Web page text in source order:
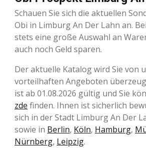
Schauen Sie sich die aktuellen
Obi in Limburg An Der Lahn an.
stets eine große Auswahl an
auch noch Geld sparen.
Der aktuelle Katalog wird Sie von
vorteilhaften Angeboten
ist ab 01.08.2026 gültig und Sie
zde finden. Ihnen ist sicherlich
sich in der Stadt Limburg An Der
sowie in Berlin, Köln, Hamburg,
Nürnberg, Leipzig.